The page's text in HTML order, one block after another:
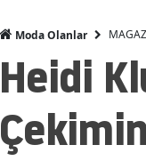
Moda Olanlar
Heidi